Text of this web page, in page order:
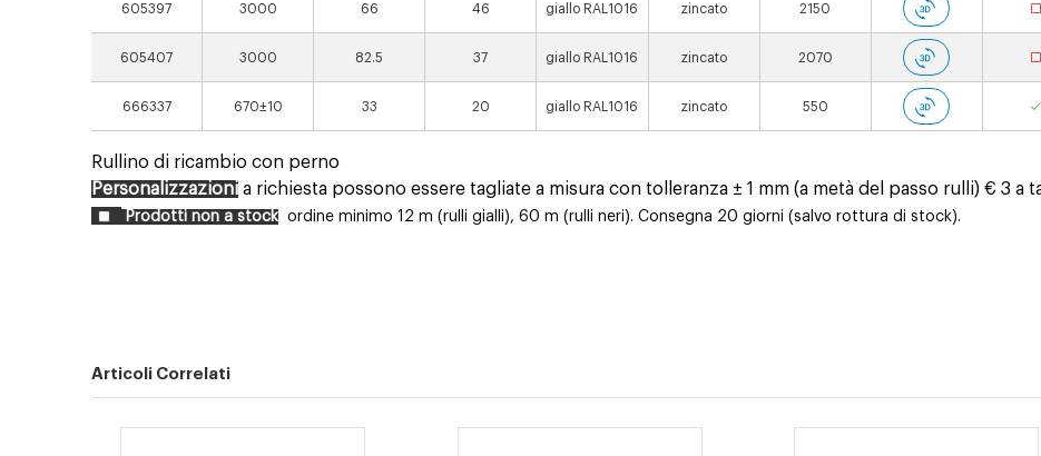
605397 3000 66 46 giallo RAL1016 zincato 2150
605407 3000 82.5 37 giallo RAL1016 zincato 2070
666337 670±10 33 20 giallo RAL1016 zincato 550
Rullino di ricambio con perno
Personalizzazioni a richiesta possono essere tagliate a misura con tolleranza ± 1 mm (a metà del passo rulli) € 3 a
Prodotti non a stock ordine minimo 12 m (rulli gialli), 60 m (rulli neri). Consegna 20 giorni (salvo rottura di stock).
Articoli Correlati